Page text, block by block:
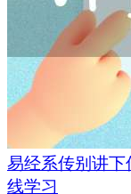
易经系传别讲下
线学习